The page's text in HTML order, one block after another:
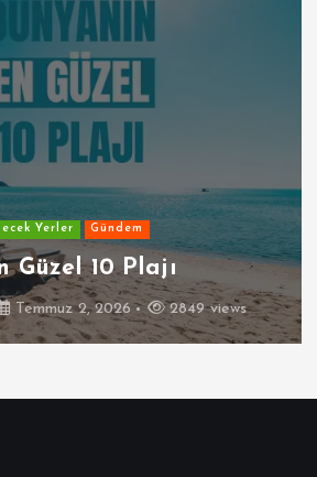
Yerler Gündem
Güzel 10 Plajı
Temmuz 2, 2026 2849 views